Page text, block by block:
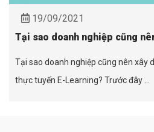
19/09/2021
Tại sao doanh nghiệp cũng
Tại sao doanh nghiệp cũng nên xây
thực tuyến E-Learning? Trước đây ...